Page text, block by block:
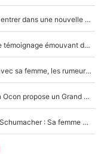
F1 - Alpine signe un accord «impensable» et va entrer dans une nouvelle dimension : Grande nouvelle pour Pierre Gasly !
F1 : « Je lui ai fait un câlin, puis j’ai dû partir...», le témoignage émouvant de Max Verstappen sur sa fille
F1 : Charles Leclerc surpris par les paparazzis avec sa femme, les rumeurs étaient vraies !
Comme pour le final du Tour de France, Esteban Ocon propose un Grand Prix de Formule 1 à Paris : «Autour de l’Arc de Triomphe, ce serait génial» !
Nouvelle rumeur autour de la santé de Michael Schumacher : Sa femme Corinna sort du silence